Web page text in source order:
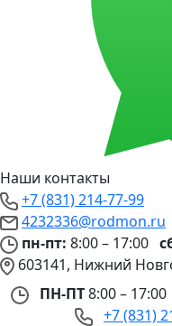
Наши контакты
+7 (831) 214-77-99
4232336@rodmon.ru
пн-пт: 8:00 – 17:00
603141, Нижний
ПН-ПТ8:00 – 17:00
+7 (831)